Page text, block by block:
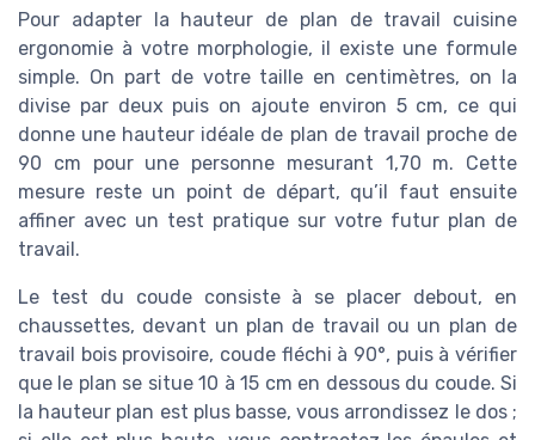
Pour adapter la hauteur de plan de travail cuisine
ergonomie à votre morphologie, il existe une formule
simple. On part de votre taille en centimètres, on la
divise par deux puis on ajoute environ 5 cm, ce qui
donne une hauteur idéale de plan de travail proche de
90 cm pour une personne mesurant 1,70 m. Cette
mesure reste un point de départ, qu’il faut ensuite
affiner avec un test pratique sur votre futur plan de
travail.
Le test du coude consiste à se placer debout, en
chaussettes, devant un plan de travail ou un plan de
travail bois provisoire, coude fléchi à 90°, puis à vérifier
que le plan se situe 10 à 15 cm en dessous du coude. Si
la hauteur plan est plus basse, vous arrondissez le dos ;